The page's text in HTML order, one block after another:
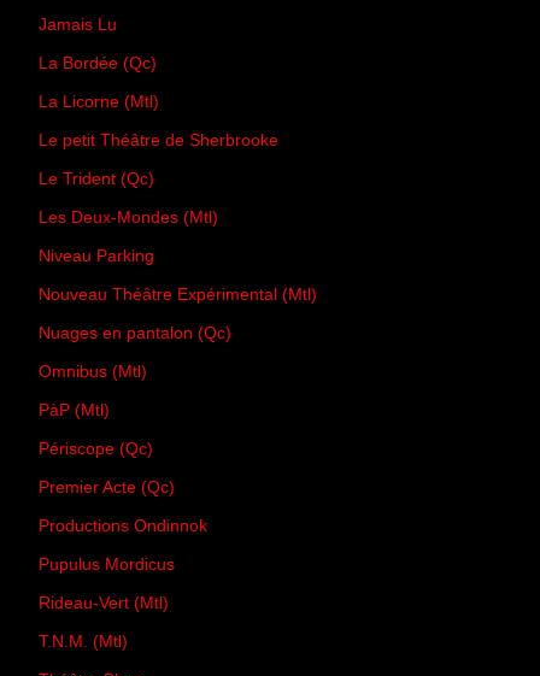
Jamais Lu
La Bordée (Qc)
La Licorne (Mtl)
Le petit Théâtre de Sherbrooke
Le Trident (Qc)
Les Deux-Mondes (Mtl)
Niveau Parking
Nouveau Théâtre Expérimental (Mtl)
Nuages en pantalon (Qc)
Omnibus (Mtl)
PàP (Mtl)
Périscope (Qc)
Premier Acte (Qc)
Productions Ondinnok
Pupulus Mordicus
Rideau-Vert (Mtl)
T.N.M. (Mtl)